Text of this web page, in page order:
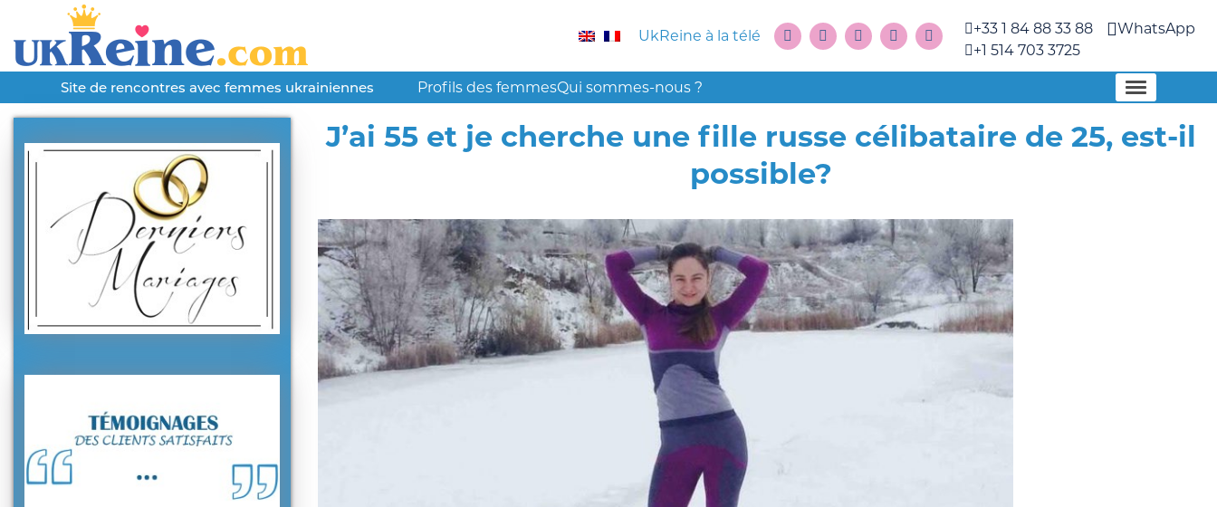
UkReine à la télé
+33 1 84 88 33 88
+1 514 703 3725
WhatsApp
Site de rencontres avec femmes ukrainiennes Profils des femmesQui sommes-nous ?
J’ai 55 et je cherche une fille russe célibataire de 25, est-il
possible?